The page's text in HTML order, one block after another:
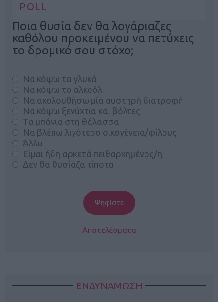
POLL
Ποια θυσία δεν θα λογάριαζες
καθόλου προκειμένου να πετύχεις
το δρομικό σου στόχο;
Να κόψω τα γλυκά
Να κόψω το αλκοόλ
Να ακολουθήσω μία αυστηρή διατροφή
Να κόψω ξενύχτια και βόλτες
Τα μπάνια στη θάλασσα
Να βλέπω λιγότερο οικογένεια/φίλους
Άλλο
Είμαι ήδη αρκετά πειθαρχημένος/η
Δεν θα θυσίαζα τίποτα
Αποτελέσματα
ΕΝΔΥΝΑΜΩΣΗ